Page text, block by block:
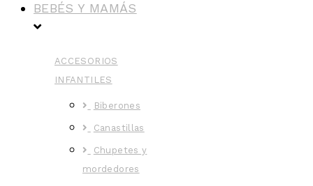
BEBÉS Y MAMÁS
ACCESORIOS
INFANTILES
Biberones
Canastillas
Chupetes y
mordedores